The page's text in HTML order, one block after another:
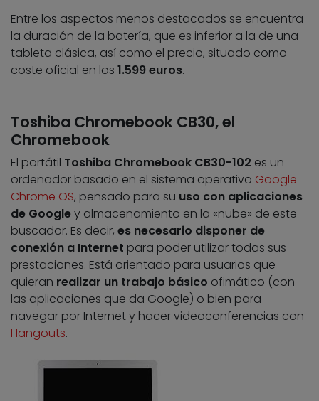
Entre los aspectos menos destacados se encuentra
la duración de la batería, que es inferior a la de una
tableta clásica, así como el precio, situado como
coste oficial en los 1.599 euros.
Toshiba Chromebook CB30, el
Chromebook
El portátil Toshiba Chromebook CB30-102 es un
ordenador basado en el sistema operativo Google
Chrome OS, pensado para su uso con aplicaciones
de Googley almacenamiento en la «nube» de este
buscador. Es decir, es necesario disponer de
conexión a Internet para poder utilizar todas sus
prestaciones. Está orientado para usuarios que
quieran realizar un trabajo básico ofimático (con
las aplicaciones que da Google) o bien para
navegar por Internet y hacer videoconferencias con
Hangouts.